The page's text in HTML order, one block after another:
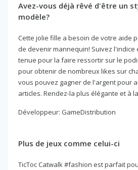
Avez-vous déjà rêvé d'être un
modèle?
Cette jolie fille a besoin de votre aide
de devenir mannequin! Suivez l'indice
tenue pour la faire ressortir sur le
pour obtenir de nombreux likes sur
vous pouvez gagner de l'argent pour
articles. Rendez-la plus élégante et à
Développeur: GameDistribution
Plus de jeux comme celui-ci
TicToc Catwalk #fashion est parfait